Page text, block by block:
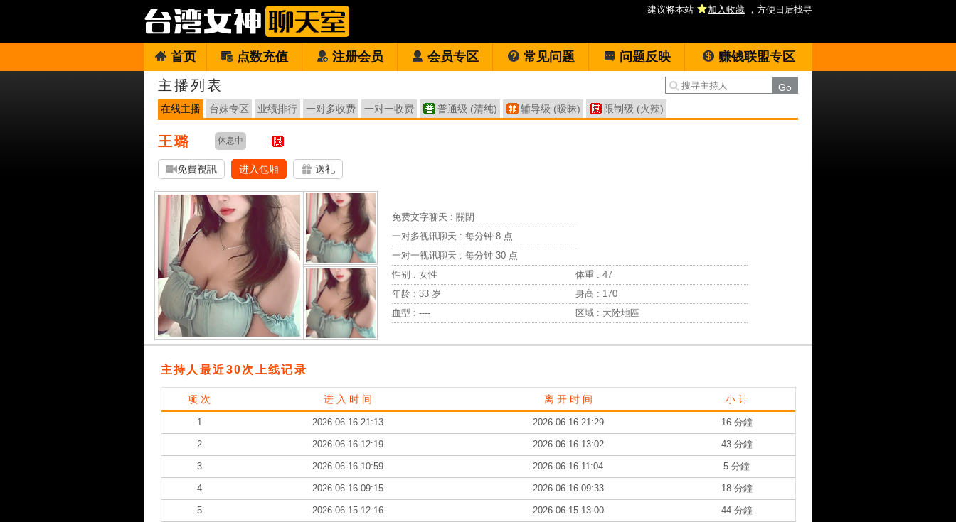
建议将本站 加入收藏 ，方便日后找寻
首页 点数充值 注册会员 会员专区 常见问题 问题反映 赚钱联盟专区
主播列表
在线主播 台妹专区 业绩排行 一对多收费 一对一收费 普通级 (清纯) 辅导级 (暧昧) 限制级 (火辣)
王璐 休息中
免費視訊 进入包厢 送礼
免费文字聊天 : 關閉
一对多视讯聊天 : 每分钟 8 点
一对一视讯聊天 : 每分钟 30 点
性别 : 女性
体重 : 47
年龄 : 33 岁
身高 : 170
血型 : ----
区域 : 大陸地區
主持人最近30次上线记录
项 次 进 入 时 间 离 开 时 间 小 计
1 2026-06-16 21:13 2026-06-16 21:29 16 分鐘
2 2026-06-16 12:19 2026-06-16 13:02 43 分鐘
3 2026-06-16 10:59 2026-06-16 11:04 5 分鐘
4 2026-06-16 09:15 2026-06-16 09:33 18 分鐘
5 2026-06-15 12:16 2026-06-15 13:00 44 分鐘